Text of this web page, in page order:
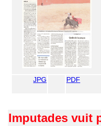
JPG PDF
Imputades vuit